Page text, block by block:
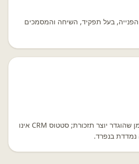
בעל תפקיד, השיחה והמסמכים
חוסר פעילות מעבר לזמן שהוגדר יוצר תזכורת; סטטוס CRM אינו
נמדדת בנפרד.